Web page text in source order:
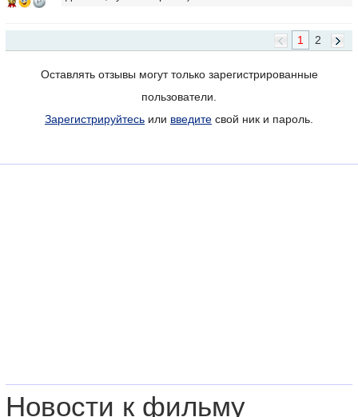
2
1
Оставлять отзывы могут только зарегистрированные
пользователи.
Зарегистрируйтесь или введите свой ник и пароль.
Новости к фильму